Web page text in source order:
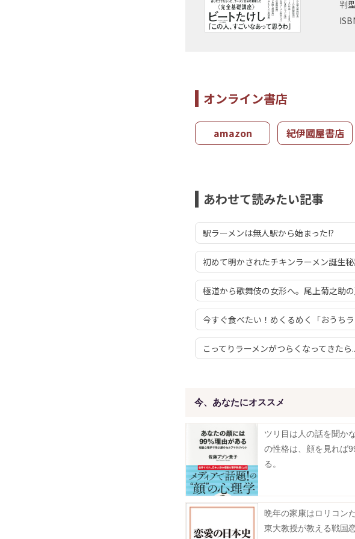
判
オンライン書店
amazon 紀伊國屋書店
あわせて読みたい記事
駅ラーメンは無人駅から始まった!?
初めて明かされたチキンラーメン誕生
極道から歌舞伎の女形へ。尾上菊之助
今すぐ食べたい！めくるめく「おうち
こってりラーメンがつらくなってきた
今、あなたにオススメ
ツリ目は人の話を聞か
の性格は、顔を見れば
る。
晩年の家康はロリコン
東大教授が教える戦国